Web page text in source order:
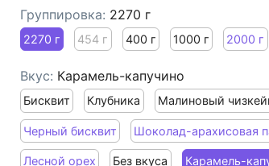
Группировка: 2270 г
2270 г 454 г 400 г 1000 г 2000 г
Вкус: Карамель-капучино
Бисквит Клубника Малиновый
Черный бисквит Шоколад-арахисовая
Лесной орех Без вкуса Карамель-